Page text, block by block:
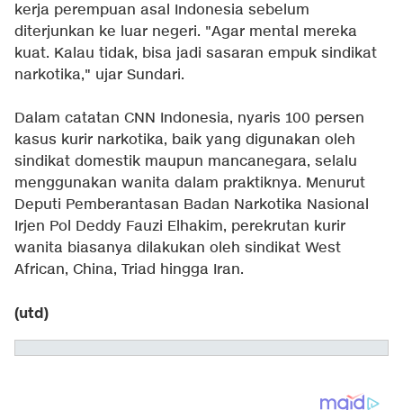
kerja perempuan asal Indonesia sebelum
diterjunkan ke luar negeri. "Agar mental mereka
kuat. Kalau tidak, bisa jadi sasaran empuk sindikat
narkotika," ujar Sundari.
Dalam catatan CNN Indonesia, nyaris 100 persen
kasus kurir narkotika, baik yang digunakan oleh
sindikat domestik maupun mancanegara, selalu
menggunakan wanita dalam praktiknya. Menurut
Deputi Pemberantasan Badan Narkotika Nasional
Irjen Pol Deddy Fauzi Elhakim, perekrutan kurir
wanita biasanya dilakukan oleh sindikat West
African, China, Triad hingga Iran.
(utd)